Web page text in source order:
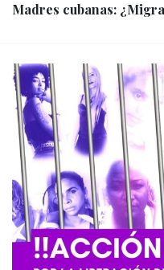
Madres cubanas: